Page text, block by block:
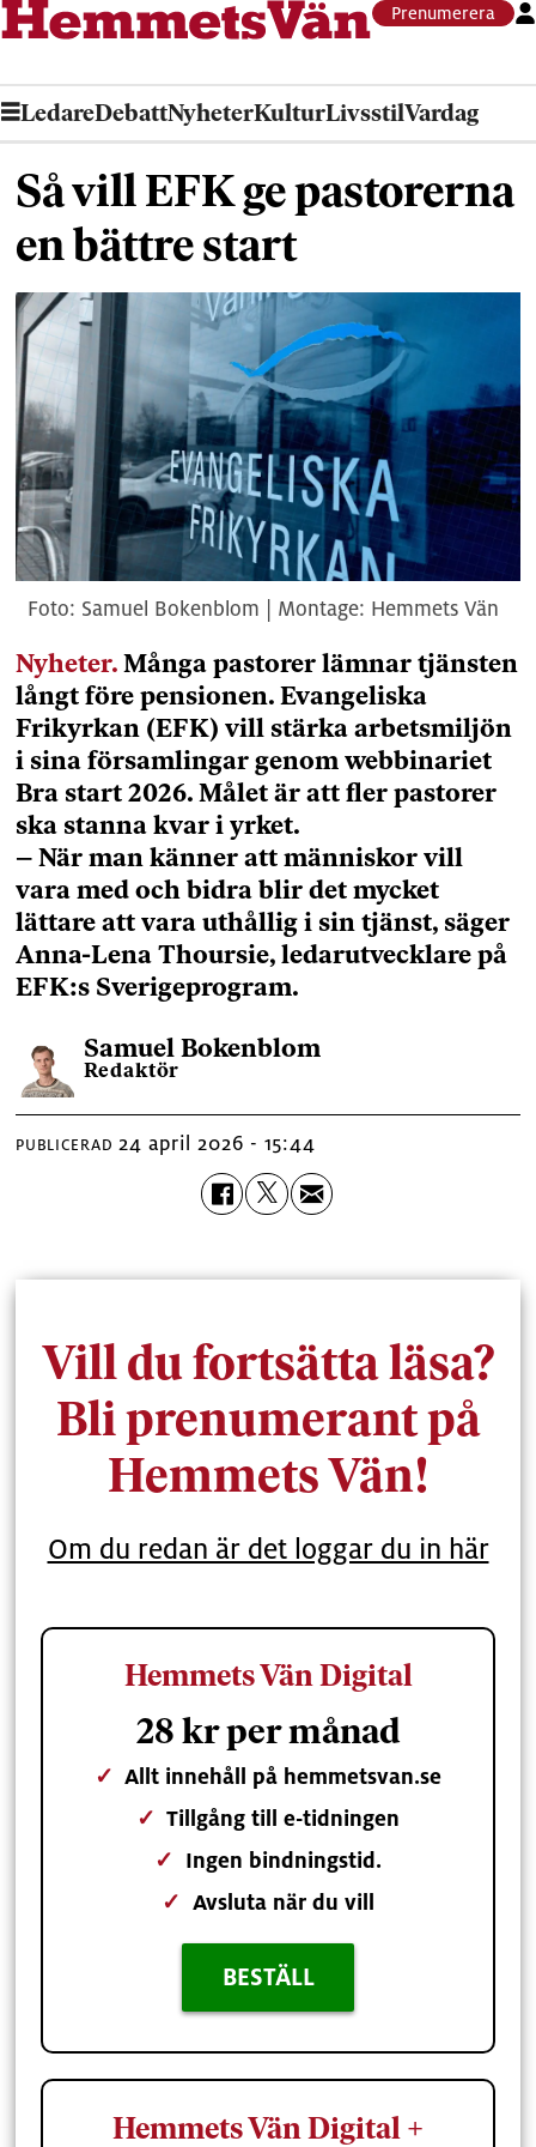
Prenumerera
LedareDebattNyheterKulturLivsstilVardag
Så vill EFK ge pastorerna
en bättre start
Samuel Bokenblom | Montage: Hemmets Vän
Nyheter. Många pastorer lämnar tjänsten
långt före pensionen. Evangeliska
Frikyrkan (EFK) vill stärka arbetsmiljön
i sina församlingar genom webbinariet
Bra start 2026. Målet är att fler pastorer
ska stanna kvar i yrket.
– När man känner att människor vill
vara med och bidra blir det mycket
lättare att vara uthållig i sin tjänst, säger
Anna-Lena Thoursie, ledarutvecklare på
EFK:s Sverigeprogram.
Samuel Bokenblom
Redaktör
PUBLICERAD 24 april 2026 - 15:44
Vill du fortsätta läsa?
Bli prenumerant på
Hemmets Vän!
Om du redan är det loggar du in här
Hemmets Vän Digital
28 kr per månad
✓ Allt innehåll på hemmetsvan.se
✓ Tillgång till e-tidningen
✓ Ingen bindningstid.
✓ Avsluta när du vill
BESTÄLL
Hemmets Vän Digital +